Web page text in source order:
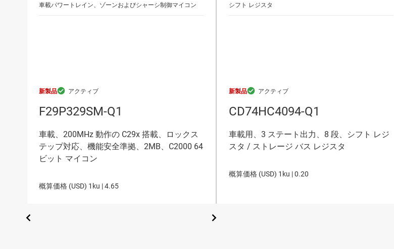
車載パワートレイン、ゾーンおよびシャーシ制御マイコン
新製品
F29P329SM-Q1
車載、200MHz 動作の C29x 搭載、ロックス
テップ対応、機能安全準拠、2MB、C2000 64
ビット マイコン
概算価格 (USD) 1ku |4.65
シフト レジスタ
新製品
CD74HC4094-Q1
車載用、3 ステート出力、8 段、シフト レジ
スタ / ストレージ バス レジスタ
概算価格 (USD) 1ku |0.20